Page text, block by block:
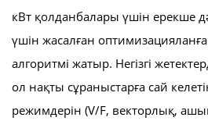
кВт қолданбалары үшін ерекше
үшін жасалған
алгоритмі жатыр. Негізгі
ол нақты сұраныстарға сай
режимдерін (V/F, векторлық,